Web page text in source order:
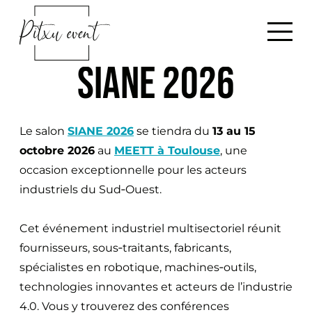
a
m
e
SIANE 2026
Le salon SIANE 2026 se tiendra du 13 au 15
octobre 2026 au MEETT à Toulouse, une
occasion exceptionnelle pour les acteurs
industriels du Sud‑Ouest.
Cet événement industriel multisectoriel réunit
fournisseurs, sous‑traitants, fabricants,
spécialistes en robotique, machines‑outils,
technologies innovantes et acteurs de l’industrie
4.0. Vous y trouverez des conférences